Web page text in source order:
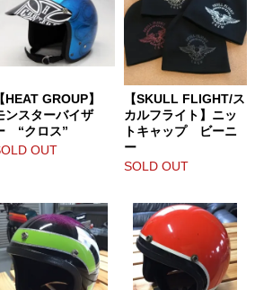
【HEAT GROUP】
ンスターバイザ
“クロス”
OUT
【SKULL FLIGHT/ス
カルフライト】ニッ
トキャップ ビーニ
ー
SOLD OUT